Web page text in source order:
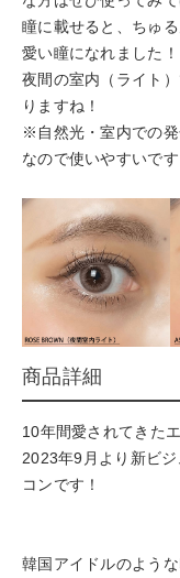
瞳に載せると、ちゅ
愛い瞳になれました！
夜間の室内（ライト
りますね！
※自然光・室内での
なので使いやすいです
商品詳細
10年間愛されてきた
2023年9月より新ビ
コンです！
韓国アイドルのよう